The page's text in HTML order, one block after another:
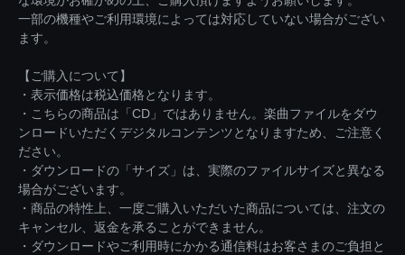
一部の機種やご利用環境によっては対応していない場合がござい
ます。
【ご購入について】
・表示価格は税込価格となります。
・こちらの商品は「CD」ではありません。楽曲ファイルをダウ
ンロードいただくデジタルコンテンツとなりますため、ご注意く
ださい。
・ダウンロードの「サイズ」は、実際のファイルサイズと異なる
場合がございます。
・商品の特性上、一度ご購入いただいた商品については、注文の
キャンセル、返金を承ることができません。
・ダウンロードやご利用時にかかる通信料はお客さまのご負担と